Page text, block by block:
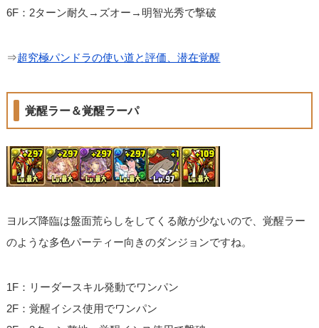
6F：2ターン耐久→ズオー→明智光秀で撃破
⇒超究極パンドラの使い道と評価、潜在覚醒
覚醒ラー＆覚醒ラーパ
ヨルズ降臨は盤面荒らしをしてくる敵が少ないので、覚醒ラー
のような多色パーティー向きのダンジョンですね。
1F：リーダースキル発動でワンパン
2F：覚醒イシス使用でワンパン